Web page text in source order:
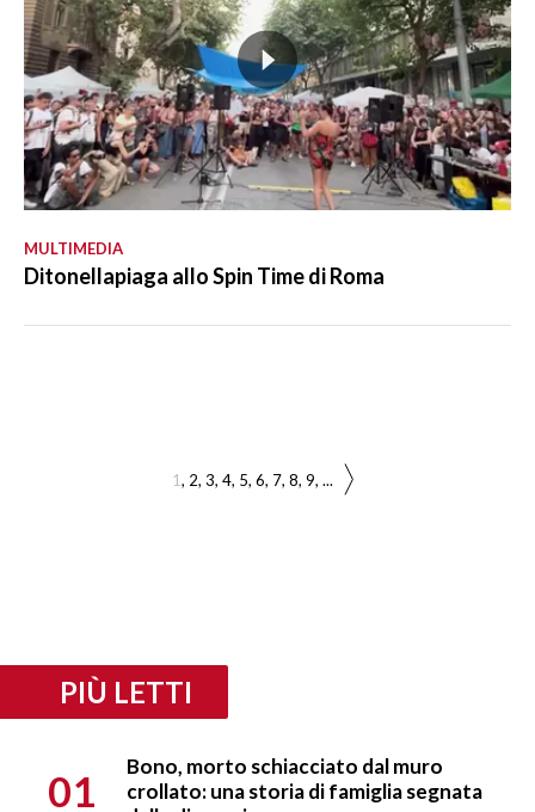
MULTIMEDIA
Ditonellapiaga allo Spin Time di Roma
1 2 3 4 5 6 7 8 9 ...
PIÙ LETTI
01
Bono, morto schiacciato dal muro
crollato: una storia di famiglia segnata